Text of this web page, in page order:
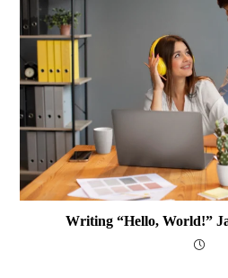
Writing “Hello, World!”